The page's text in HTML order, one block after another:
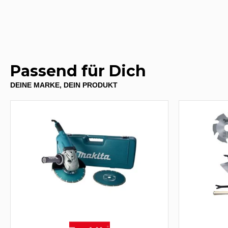
Passend für Dich
DEINE MARKE, DEIN PRODUKT